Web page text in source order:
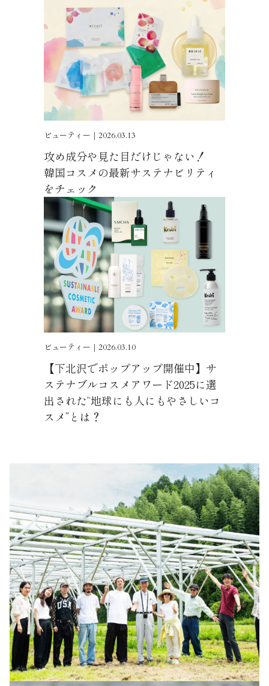
ビューティー｜2026.03.13
攻め成分や見た目だけじゃない！
韓国コスメの最新サステナビリティ
をチェック
ビューティー｜2026.03.10
【下北沢でポップアップ開催中】サ
ステナブルコスメアワード2025に選
出された“地球にも人にもやさしいコ
スメ”とは？